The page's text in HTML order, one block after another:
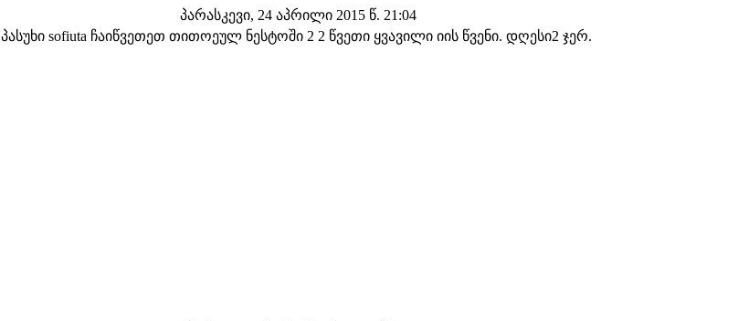
პარასკევი, 24 აპრილი 2015 წ. 21:04
პასუხი sofiuta ჩაიწვეთეთ თითოეულ ნესტოში 2 2 წვეთი ყვავილი იის წვენი. დღესი2 ჯერ.